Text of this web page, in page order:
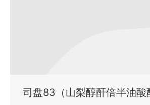
司盘83（山梨醇酐倍半油酸